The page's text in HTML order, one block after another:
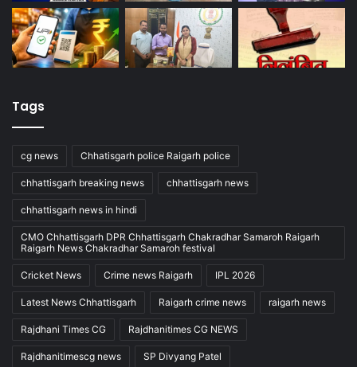
Tags
cg news Chhatisgarh police Raigarh police
chhattisgarh breaking news chhattisgarh news
chhattisgarh news in hindi
CMO Chhattisgarh DPR Chhattisgarh Chakradhar Samaroh Raigarh
Raigarh News Chakradhar Samaroh festival
Cricket News Crime news Raigarh IPL 2026
Latest News Chhattisgarh Raigarh crime news raigarh news
Rajdhani Times CG Rajdhanitimes CG NEWS
Rajdhanitimescg news SP Divyang Patel